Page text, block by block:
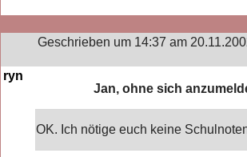
Geschrieben um 14:37 am
ryn
Jan, ohne sich
OK. Ich nötige euch keine